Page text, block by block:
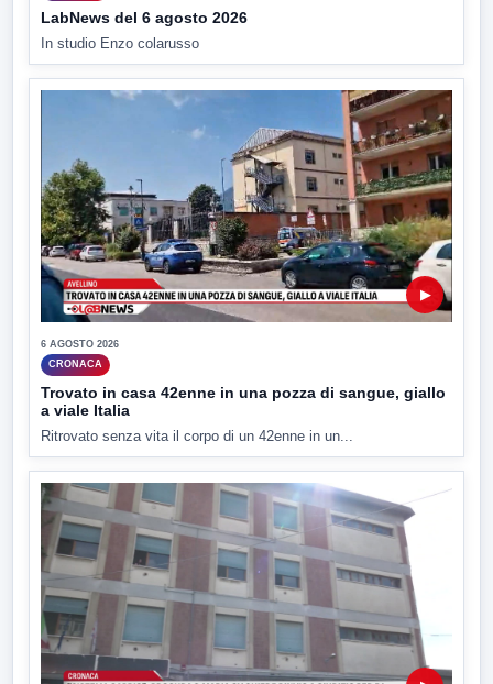
LabNews del 6 agosto 2026
In studio Enzo colarusso
▶
6 AGOSTO 2026
CRONACA
Trovato in casa 42enne in una pozza di sangue, giallo
a viale Italia
Ritrovato senza vita il corpo di un 42enne in un...